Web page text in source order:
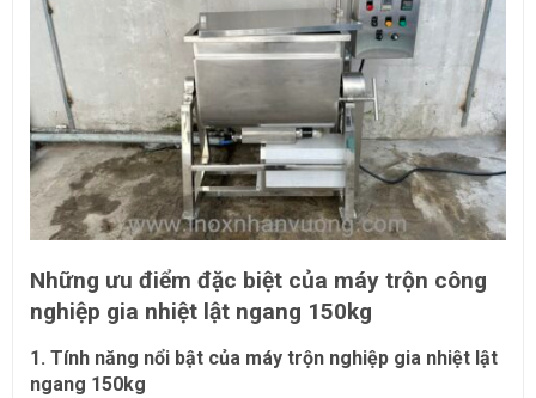
Những ưu điểm đặc biệt của máy trộn công
nghiệp gia nhiệt lật ngang 150kg
1. Tính năng nổi bật của máy trộn nghiệp gia nhiệt lật
ngang 150kg